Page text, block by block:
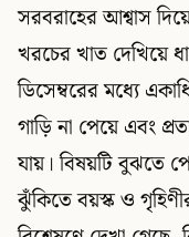
সরবরাহের আশ্বাস
খরচের খাত দেখিয়ে
ডিসেম্বরের মধ্যে
গাড়ি না পেয়ে এবং
যায়। বিষয়টি বুঝতে
ঝুঁকিতে বয়স্ক ও